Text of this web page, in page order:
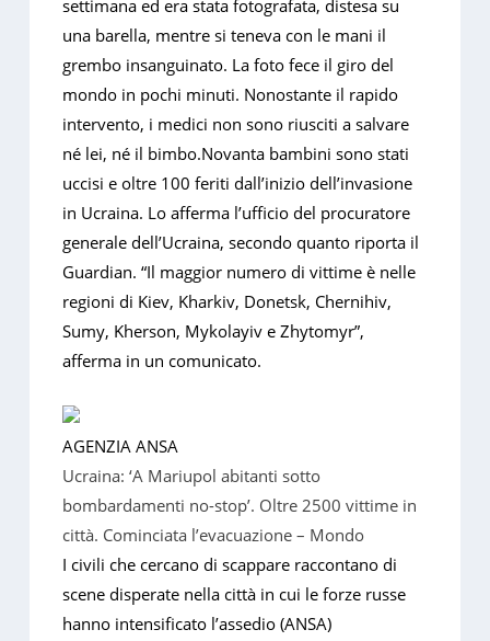
settimana ed era stata fotografata, distesa su
una barella, mentre si teneva con le mani il
grembo insanguinato. La foto fece il giro del
mondo in pochi minuti. Nonostante il rapido
intervento, i medici non sono riusciti a salvare
né lei, né il bimbo.Novanta bambini sono stati
uccisi e oltre 100 feriti dall’inizio dell’invasione
in Ucraina. Lo afferma l’ufficio del procuratore
generale dell’Ucraina, secondo quanto riporta il
Guardian. “Il maggior numero di vittime è nelle
regioni di Kiev, Kharkiv, Donetsk, Chernihiv,
Sumy, Kherson, Mykolayiv e Zhytomyr”,
afferma in un comunicato.
AGENZIA ANSA
Ucraina: ‘A Mariupol abitanti sotto
bombardamenti no-stop’. Oltre 2500 vittime in
città. Cominciata l’evacuazione – Mondo
I civili che cercano di scappare raccontano di
scene disperate nella città in cui le forze russe
hanno intensificato l’assedio (ANSA)